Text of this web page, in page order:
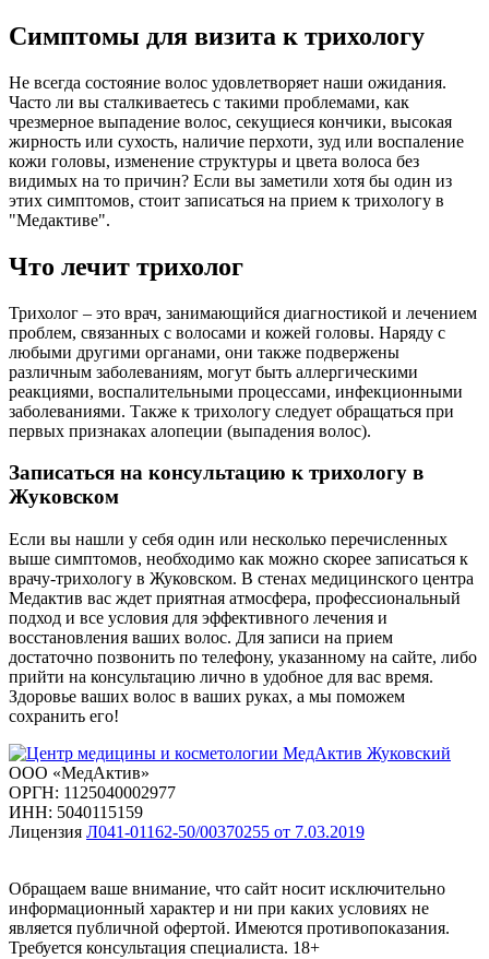
Симптомы для визита к трихологу
Не всегда состояние волос удовлетворяет наши ожидания.
Часто ли вы сталкиваетесь с такими проблемами, как
чрезмерное выпадение волос, секущиеся кончики, высокая
жирность или сухость, наличие перхоти, зуд или воспаление
кожи головы, изменение структуры и цвета волоса без
видимых на то причин? Если вы заметили хотя бы один из
этих симптомов, стоит записаться на прием к трихологу в
"Медактиве".
Что лечит трихолог
Трихолог – это врач, занимающийся диагностикой и лечением
проблем, связанных с волосами и кожей головы. Наряду с
любыми другими органами, они также подвержены
различным заболеваниям, могут быть аллергическими
реакциями, воспалительными процессами, инфекционными
заболеваниями. Также к трихологу следует обращаться при
первых признаках алопеции (выпадения волос).
Записаться на консультацию к трихологу в
Жуковском
Если вы нашли у себя один или несколько перечисленных
выше симптомов, необходимо как можно скорее записаться к
врачу-трихологу в Жуковском. В стенах медицинского центра
Медактив вас ждет приятная атмосфера, профессиональный
подход и все условия для эффективного лечения и
восстановления ваших волос. Для записи на прием
достаточно позвонить по телефону, указанному на сайте, либо
прийти на консультацию лично в удобное для вас время.
Здоровье ваших волос в ваших руках, а мы поможем
сохранить его!
ООО «МедАктив»
ОРГН: 1125040002977
ИНН: 5040115159
Лицензия Л041-01162-50/00370255 от 7.03.2019
Обращаем ваше внимание, что сайт носит исключительно
информационный характер и ни при каких условиях не
является публичной офертой. Имеются противопоказания.
Требуется консультация специалиста. 18+